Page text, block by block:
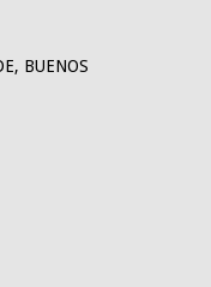
BUENOS